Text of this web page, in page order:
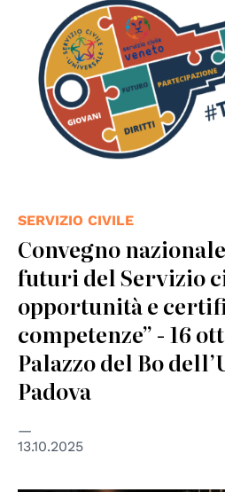
SERVIZIO CIVILE
Convegno
futuri del Servizio
opportunità e
competenze” - 16
Palazzo del Bo
Padova
13.10.2025